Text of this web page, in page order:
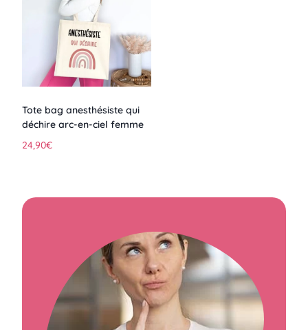
Tote bag anesthésiste qui
déchire arc-en-ciel femme
24,90€